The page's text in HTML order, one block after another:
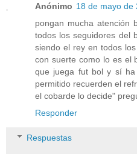
Anónimo 18 de mayo de
pongan mucha atención
todos los seguidores del
siendo el rey en todos
con suerte como lo es el
que juega fut bol y sí
permitido recuerden el
el cobarde lo decide"
Responder
Respuestas